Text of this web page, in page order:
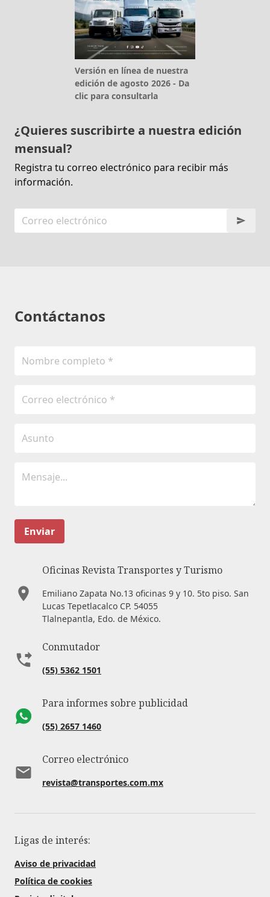
Versión en línea de nuestra
edición de agosto 2026 - Da
clic para consultarla
¿Quieres suscribirte a nuestra edición
mensual?
Registra tu correo electrónico para recibir más
información.
Contáctanos
Enviar
Oficinas Revista Transportes y Turismo
Emiliano Zapata No.13 oficinas 9 y 10. 5to piso. San
Lucas Tepetlacalco CP. 54055
Tlalnepantla, Edo. de México.
Conmutador
(55) 5362 1501
Para informes sobre publicidad
(55) 2657 1460
Correo electrónico
revista@transportes.com.mx
Ligas de interés:
Aviso de privacidad
Política de cookies